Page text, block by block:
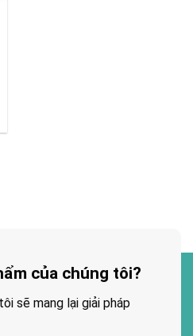
của chúng tôi?
sẽ mang lại giải pháp